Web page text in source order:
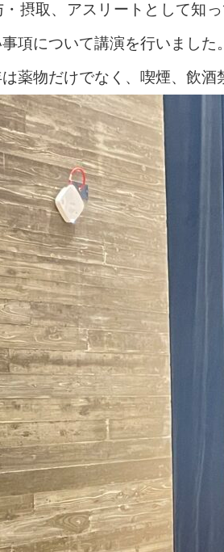
・摂取、アスリートとして知
項について講演を行いました
薬物だけでなく、喫煙、飲酒